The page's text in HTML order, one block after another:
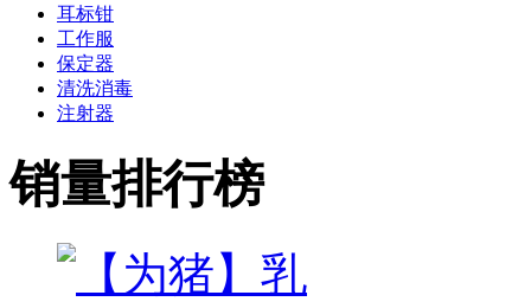
耳标钳
工作服
保定器
清洗消毒
注射器
销量排行榜